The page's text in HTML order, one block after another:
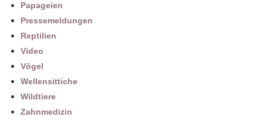
Papageien
Pressemeldungen
Reptilien
Video
Vögel
Wellensittiche
Wildtiere
Zahnmedizin